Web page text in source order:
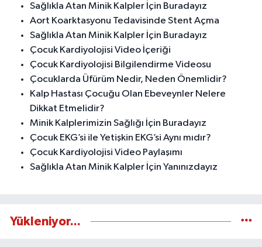
Sağlıkla Atan Minik Kalpler İçin Buradayız
Aort Koarktasyonu Tedavisinde Stent Açma
Sağlıkla Atan Minik Kalpler İçin Buradayız
Çocuk Kardiyolojisi Video İçeriği
Çocuk Kardiyolojisi Bilgilendirme Videosu
Çocuklarda Üfürüm Nedir, Neden Önemlidir?
Kalp Hastası Çocuğu Olan Ebeveynler Nelere
Dikkat Etmelidir?
Minik Kalplerimizin Sağlığı İçin Buradayız
Çocuk EKG’si ile Yetişkin EKG’si Aynı mıdır?
Çocuk Kardiyolojisi Video Paylaşımı
Sağlıkla Atan Minik Kalpler İçin Yanınızdayız
Yükleniyor...